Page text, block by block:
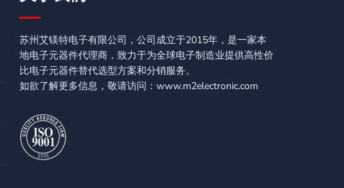
苏州艾镁特电子有限公司，公司成立于2015年，是一家本
地电子元器件代理商，致力于为全球电子制造业提供高性价
比电子元器件替代选型方案和分销服务。
如欲了解更多信息，敬请访问：www.m2electronic.com